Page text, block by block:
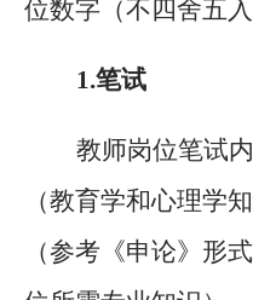
位数字（不四舍五入
1.笔试
教师岗位笔试
（教育学和心理学
（参考《申论》形